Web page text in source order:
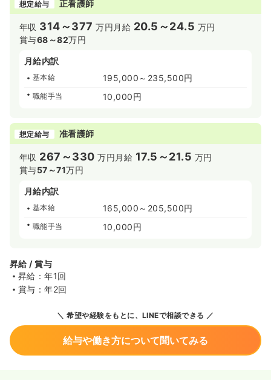
想定給与 正看護師
年収 314～377 万円 月給 20.5～24.5 万円
賞与68～82万円
月給内訳
基本給 195,000～235,500円
職能手当 10,000円
想定給与 准看護師
年収 267～330 万円 月給 17.5～21.5 万円
賞与57～71万円
月給内訳
基本給 165,000～205,500円
職能手当 10,000円
昇給 / 賞与
昇給：年1回
賞与：年2回
希望や経験をもとに、LINEで相談できる
給与や働き方について聞いてみる